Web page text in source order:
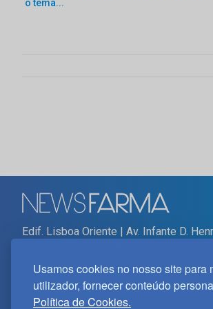
Usamos cookies no nosso site
utilizador, fornecer conteúdo
Política de Cookies.
o tema...
Edif. Lisboa Oriente | Av. Infante D.
21 850 40 65
© 2025 Todos os Direitos Reservados.